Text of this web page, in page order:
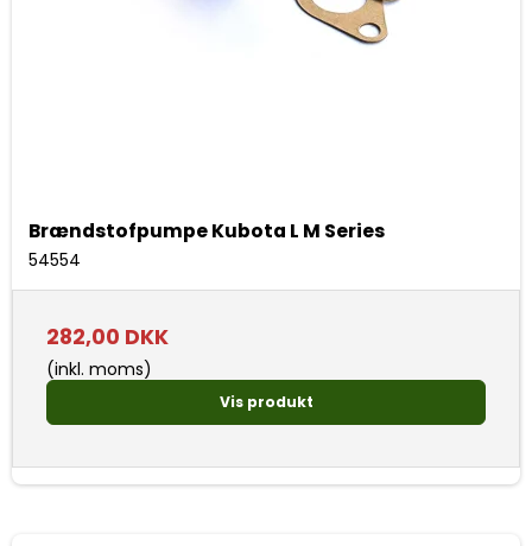
Brændstofpumpe Kubota L M Series
54554
282,00 DKK
(inkl. moms)
Vis produkt